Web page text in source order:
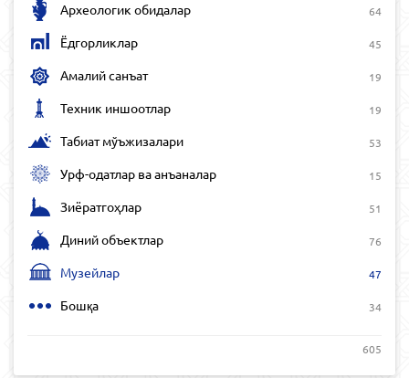
Археологик обидалар 64
Ёдгорликлар 45
Амалий санъат 19
Техник иншоотлар 19
Табиат мўъжизалари 53
Урф-одатлар ва анъаналар 15
Зиёратгоҳлар 51
Диний объектлар 76
Музейлар 47
Бошқа 34
605